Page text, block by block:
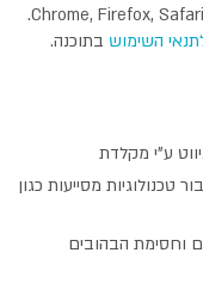
התוכנה פועלת בדפדפנים הפופולריים: Chrome, Firefox, Safari, Opera.
השימוש בתוכנה.
ע"י מקלדת
מסייעות כגון
וחסימת הבהובים